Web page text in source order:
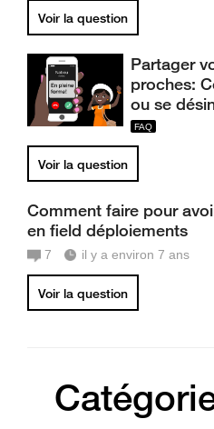
Voir la question
Partager
proches:
ou se
Voir la question
Comment faire pour
en field déploiements
7 il y a environ 7 ans
Voir la question